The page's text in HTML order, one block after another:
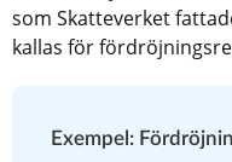
som Skatteverket
kallas för
Exempel: